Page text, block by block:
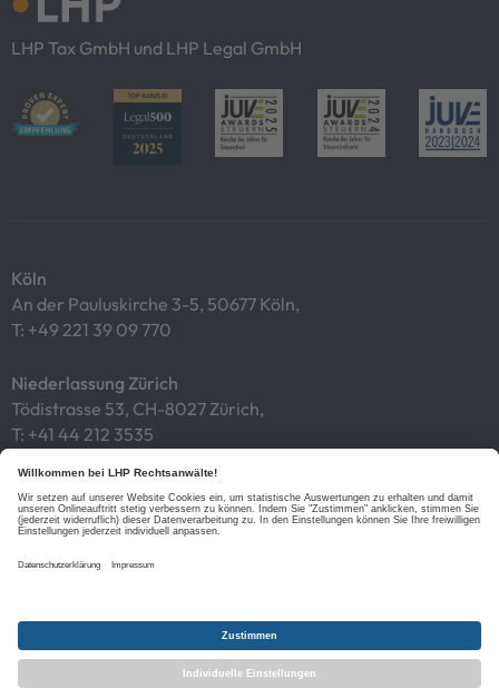
LHP Tax GmbH und LHP Legal GmbH
Köln
An der Pauluskirche 3-5, 50677 Köln,
T: +49 221 39 09 770
Niederlassung Zürich
Tödistrasse 53, CH-8027 Zürich,
T: +41 44 212 3535